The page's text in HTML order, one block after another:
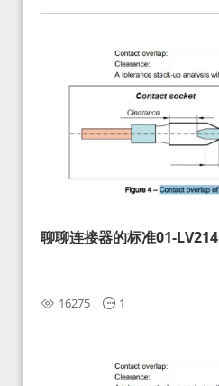
聊聊连接器的标准01-LV214
16275 1